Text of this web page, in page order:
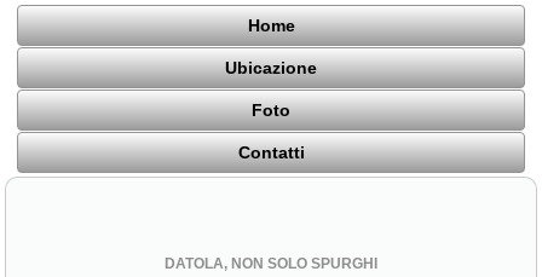
Home
Ubicazione
Foto
Contatti
DATOLA, NON SOLO SPURGHI